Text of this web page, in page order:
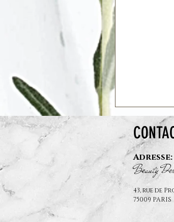
Adresse:
Beauty De
43, rue de
75009 PARIS